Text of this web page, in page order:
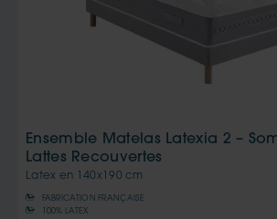
Ensemble Matelas Latexia 2 –
Lattes Recouvertes
Latex en 140x190 cm
FABRICATION FRANÇAISE
100% LATEX